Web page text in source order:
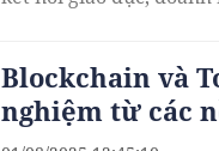
Blockchain và
nghiệm từ các